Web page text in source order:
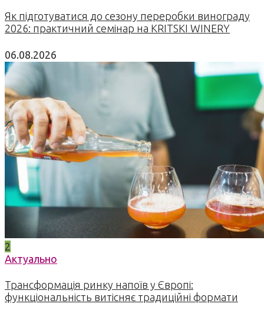
Як підготуватися до сезону переробки винограду
2026: практичний семінар на KRITSKI WINERY
06.08.2026
2
Актуально
Трансформація ринку напоїв у Європі:
функціональність витісняє традиційні формати